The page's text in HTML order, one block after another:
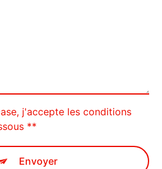
j'accepte les conditions
**
Envoyer